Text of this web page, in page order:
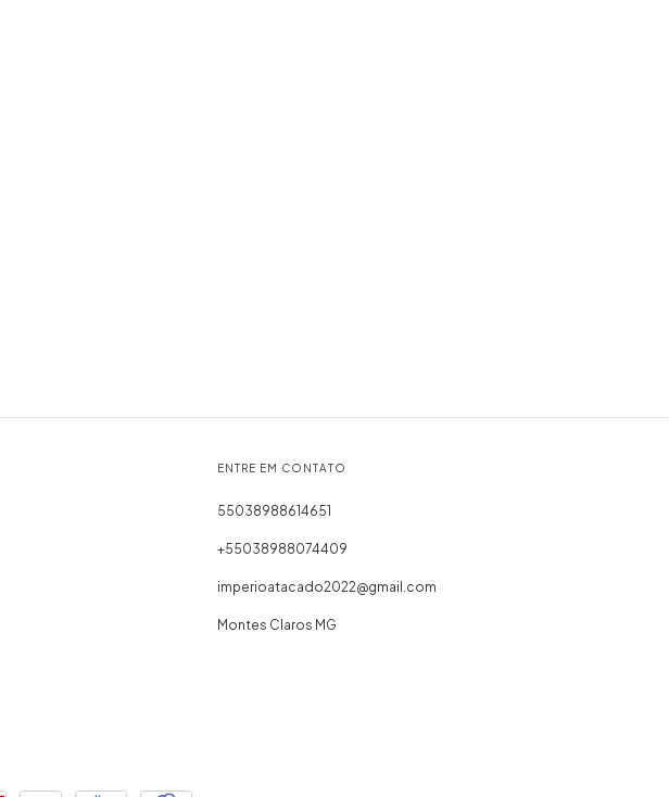
ENTRE EM CONTATO
55038988614651
+55038988074409
imperioatacado2022@gmail.com
Montes Claros MG